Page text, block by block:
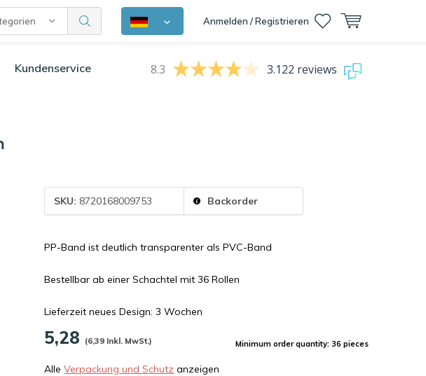
Anmelden / Registrieren
Kundenservice 8.3 3.122 reviews
SKU: 8720168009753 Backorder
PP-Band ist deutlich transparenter als PVC-Band
Bestellbar ab einer Schachtel mit 36 Rollen
Lieferzeit neues Design: 3 Wochen
5,28 (6,39 Inkl. MwSt.) Minimum order quantity: 36 pieces
AlleVerpackung und Schutz anzeigen